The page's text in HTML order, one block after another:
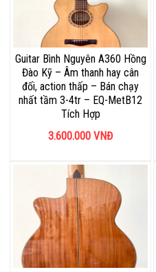
Guitar Bình Nguyên A360 Hồng
Đào Kỹ – Âm thanh hay cân
đối, action thấp – Bán chạy
nhất tầm 3-4tr – EQ-MetB12
Tích Hợp
3.600.000 VNĐ